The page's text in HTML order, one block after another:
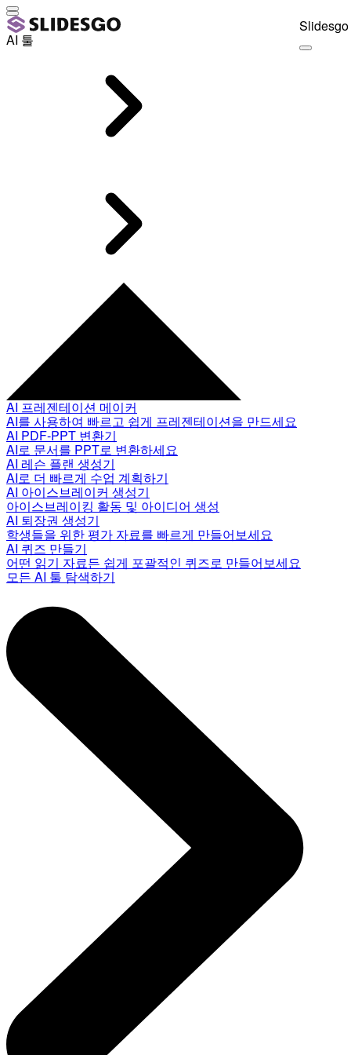
AI 툴
AI 프레젠테이션 메이커
AI를 사용하여 빠르고 쉽게 프레젠테이션을 만드세요
AI PDF-PPT 변환기
AI로 문서를 PPT로 변환하세요
AI 레슨 플랜 생성기
AI로 더 빠르게 수업 계획하기
AI 아이스브레이커 생성기
아이스브레이킹 활동 및 아이디어 생성
AI 퇴장권 생성기
학생들을 위한 평가 자료를 빠르게 만들어보세요
AI 퀴즈 만들기
어떤 읽기 자료든 쉽게 포괄적인 퀴즈로 만들어보세요
모든 AI 툴 탐색하기